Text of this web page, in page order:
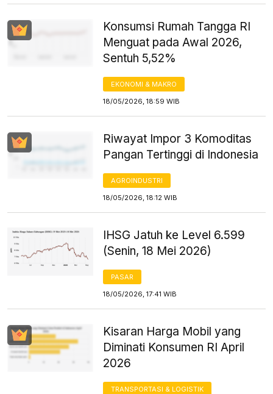
Konsumsi Rumah Tangga RI
Menguat pada Awal 2026,
Sentuh 5,52%
EKONOMI & MAKRO
18/05/2026, 18:59 WIB
Riwayat Impor 3 Komoditas
Pangan Tertinggi di Indonesia
AGROINDUSTRI
18/05/2026, 18:12 WIB
IHSG Jatuh ke Level 6.599
(Senin, 18 Mei 2026)
PASAR
18/05/2026, 17:41 WIB
Kisaran Harga Mobil yang
Diminati Konsumen RI April
2026
TRANSPORTASI & LOGISTIK